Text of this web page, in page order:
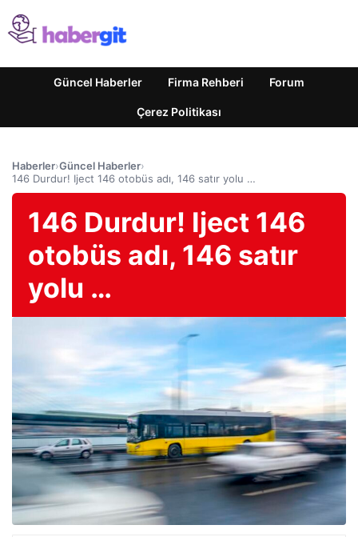
Güncel Haberler Firma Rehberi Forum
Çerez Politikası
Haberler›Güncel Haberler›
146 Durdur! Iject 146 otobüs adı, 146 satır yolu …
146 Durdur! Iject 146
otobüs adı, 146 satır
yolu …